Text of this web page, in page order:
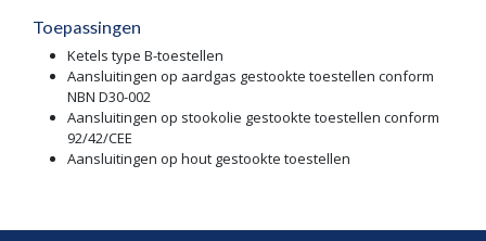
Toepassingen
Ketels type B-toestellen
Aansluitingen op aardgas gestookte toestellen conform
NBN D30-002
Aansluitingen op stookolie gestookte toestellen conform
92/42/CEE
Aansluitingen op hout gestookte toestellen